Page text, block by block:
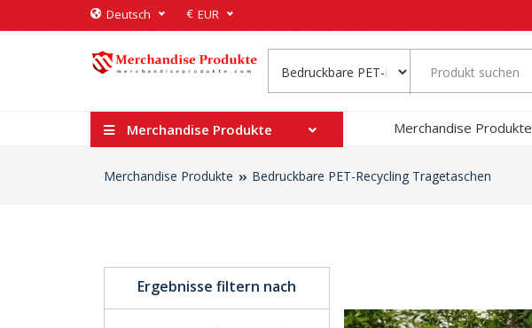
Deutsch € EUR
Merchandise Produkte Merchandise Produkte
Merchandise Produkte Bedruckbare PET-Recycling Tragetaschen
Ergebnisse filtern nach